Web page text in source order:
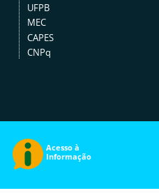
UFPB
MEC
CAPES
CNPq